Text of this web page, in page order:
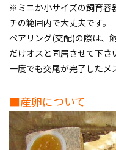
※ミニか小サイズの飼育容
チの範囲内で大丈夫です。
ペアリング(交配)の際は、
だけオスと同居させて下さ
一度でも交尾が完了したメ
■産卵について